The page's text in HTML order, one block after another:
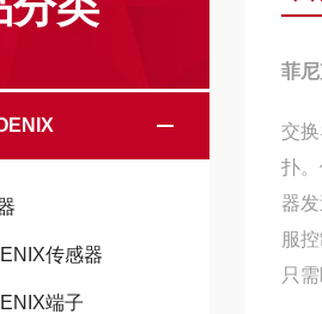
传感器
端子
菲
交
扑
器
服
只